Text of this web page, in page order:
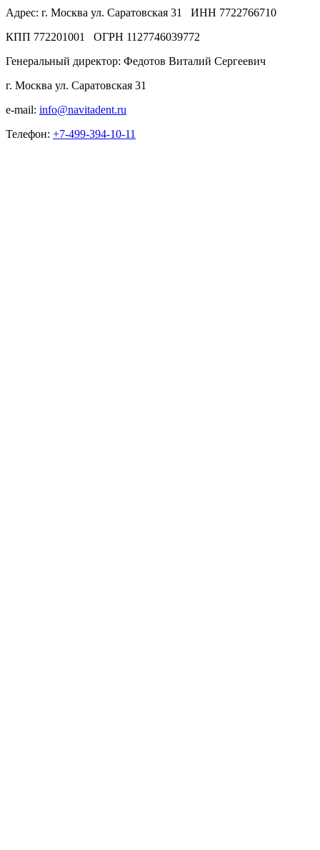
Адрес: г. Москва ул. Саратовская 31 ИНН 7722766710
КПП 772201001 ОГРН 1127746039772
Генеральный директор: Федотов Виталий Сергеевич
г. Москва ул. Саратовская 31
e-mail: info@navitadent.ru
Телефон: +7-499-394-10-11